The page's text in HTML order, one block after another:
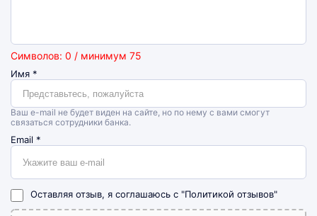
Символов: 0 / минимум 75
Имя *
Ваш e-mail не будет виден на сайте, но по нему с вами смогут
связаться сотрудники банка.
Email *
Оставляя отзыв, я соглашаюсь с "Политикой отзывов"